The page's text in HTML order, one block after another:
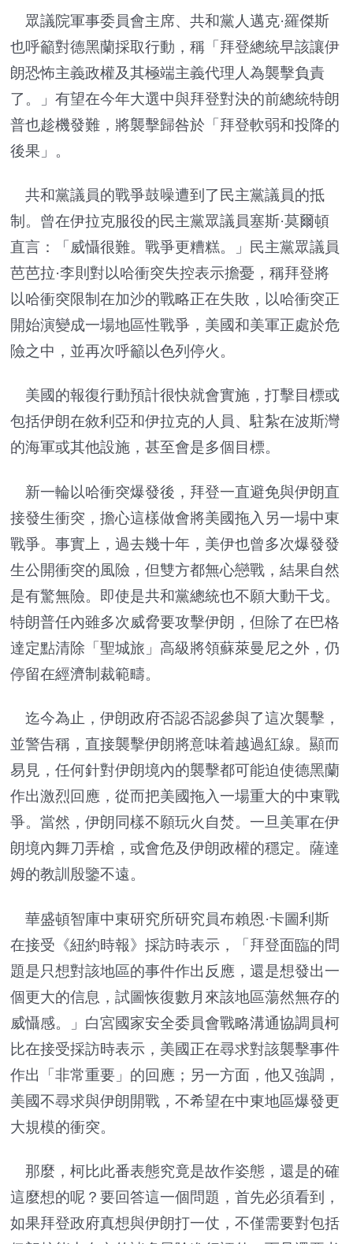
眾議院軍事委員會主席、共和黨人邁克·羅傑斯
也呼籲對德黑蘭採取行動，稱「拜登總統早該讓伊
朗恐怖主義政權及其極端主義代理人為襲擊負責
了。」有望在今年大選中與拜登對決的前總統特朗
普也趁機發難，將襲擊歸咎於「拜登軟弱和投降的
後果」。
共和黨議員的戰爭鼓噪遭到了民主黨議員的抵
制。曾在伊拉克服役的民主黨眾議員塞斯·莫爾頓
直言：「威懾很難。戰爭更糟糕。」民主黨眾議員
芭芭拉·李則對以哈衝突失控表示擔憂，稱拜登將
以哈衝突限制在加沙的戰略正在失敗，以哈衝突正
開始演變成一場地區性戰爭，美國和美軍正處於危
險之中，並再次呼籲以色列停火。
美國的報復行動預計很快就會實施，打擊目標或
包括伊朗在敘利亞和伊拉克的人員、駐紮在波斯灣
的海軍或其他設施，甚至會是多個目標。
新一輪以哈衝突爆發後，拜登一直避免與伊朗直
接發生衝突，擔心這樣做會將美國拖入另一場中東
戰爭。事實上，過去幾十年，美伊也曾多次爆發發
生公開衝突的風險，但雙方都無心戀戰，結果自然
是有驚無險。即使是共和黨總統也不願大動干戈。
特朗普任內雖多次威脅要攻擊伊朗，但除了在巴格
達定點清除「聖城旅」高級將領蘇萊曼尼之外，仍
停留在經濟制裁範疇。
迄今為止，伊朗政府否認否認參與了這次襲擊，
並警告稱，直接襲擊伊朗將意味着越過紅線。顯而
易見，任何針對伊朗境內的襲擊都可能迫使德黑蘭
作出激烈回應，從而把美國拖入一場重大的中東戰
爭。當然，伊朗同樣不願玩火自焚。一旦美軍在伊
朗境內舞刀弄槍，或會危及伊朗政權的穩定。薩達
姆的教訓殷鑒不遠。
華盛頓智庫中東研究所研究員布賴恩·卡圖利斯
在接受《紐約時報》採訪時表示，「拜登面臨的問
題是只想對該地區的事件作出反應，還是想發出一
個更大的信息，試圖恢復數月來該地區蕩然無存的
威懾感。」白宮國家安全委員會戰略溝通協調員柯
比在接受採訪時表示，美國正在尋求對該襲擊事件
作出「非常重要」的回應；另一方面，他又強調，
美國不尋求與伊朗開戰，不希望在中東地區爆發更
大規模的衝突。
那麼，柯比此番表態究竟是故作姿態，還是的確
這麼想的呢？要回答這一個問題，首先必須看到，
如果拜登政府真想與伊朗打一仗，不僅需要對包括